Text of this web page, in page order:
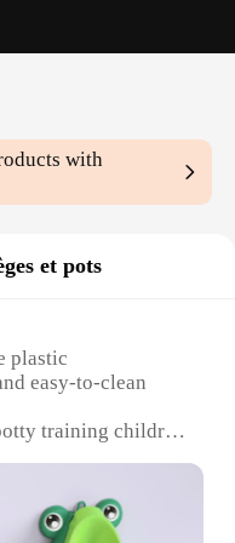
with
et pots
plastic
easy-to-clean
training children
Compact and